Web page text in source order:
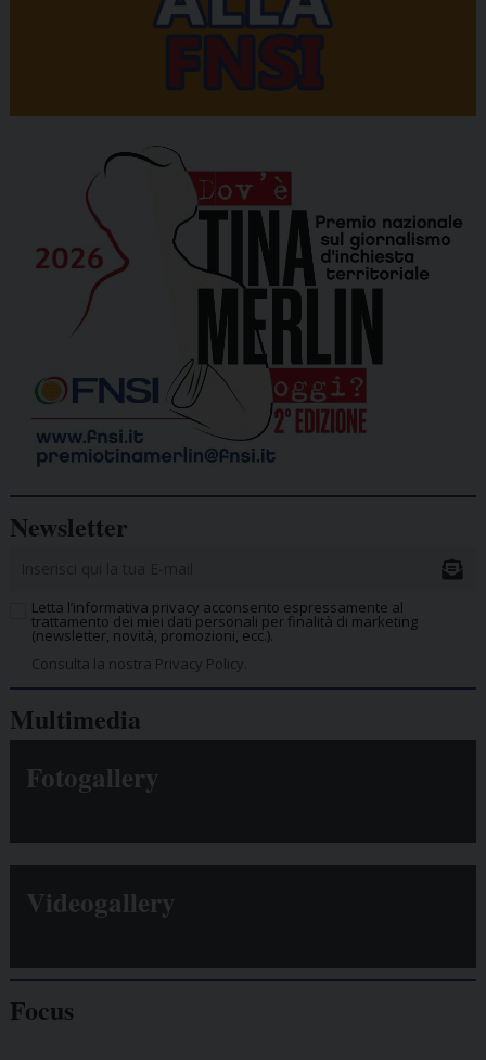
Newsletter
Letta l’informativa privacy acconsento espressamente al
trattamento dei miei dati personali per finalità di marketing
(newsletter, novità, promozioni, ecc.).
Consulta la nostra Privacy Policy.
Multimedia
Fotogallery
Videogallery
Focus